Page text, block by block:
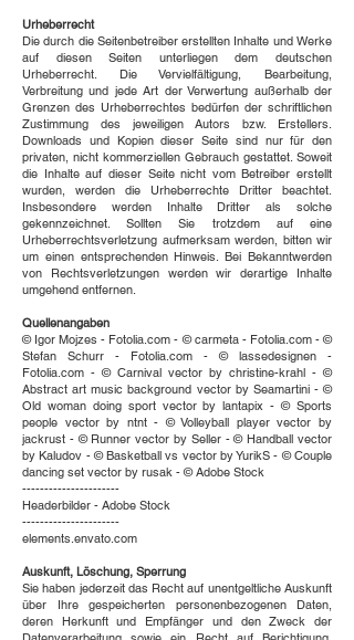
Urheberrecht
Die durch die Seitenbetreiber erstellten Inhalte und Werke
auf diesen Seiten unterliegen dem deutschen
Urheberrecht. Die Vervielfältigung, Bearbeitung,
Verbreitung und jede Art der Verwertung außerhalb der
Grenzen des Urheberrechtes bedürfen der schriftlichen
Zustimmung des jeweiligen Autors bzw. Erstellers.
Downloads und Kopien dieser Seite sind nur für den
privaten, nicht kommerziellen Gebrauch gestattet. Soweit
die Inhalte auf dieser Seite nicht vom Betreiber erstellt
wurden, werden die Urheberrechte Dritter beachtet.
Insbesondere werden Inhalte Dritter als solche
gekennzeichnet. Sollten Sie trotzdem auf eine
Urheberrechtsverletzung aufmerksam werden, bitten wir
um einen entsprechenden Hinweis. Bei Bekanntwerden
von Rechtsverletzungen werden wir derartige Inhalte
umgehend entfernen.
Quellenangaben
© Igor Mojzes - Fotolia.com - © carmeta - Fotolia.com - ©
Stefan Schurr - Fotolia.com - © lassedesignen -
Fotolia.com - © Carnival vector by christine-krahl - ©
Abstract art music background vector by Seamartini - ©
Old woman doing sport vector by lantapix - © Sports
people vector by ntnt - © Volleyball player vector by
jackrust - © Runner vector by Seller - © Handball vector
by Kaludov - © Basketball vs vector by YurikS - © Couple
dancing set vector by rusak - © Adobe Stock
----------------------
Headerbilder - Adobe Stock
----------------------
elements.envato.com
Auskunft, Löschung, Sperrung
Sie haben jederzeit das Recht auf unentgeltliche Auskunft
über Ihre gespeicherten personenbezogenen Daten,
deren Herkunft und Empfänger und den Zweck der